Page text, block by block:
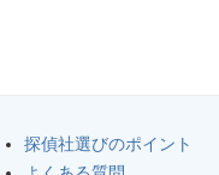
探偵社選びのポイント